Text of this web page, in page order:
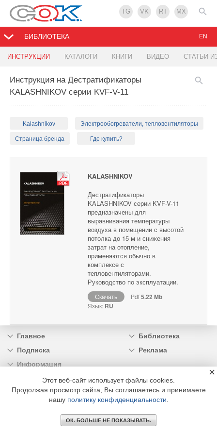
TG VK RT MX
БИБЛИОТЕКА
ИНСТРУКЦИИ КАТАЛОГИ КНИГИ ВИДЕО СТАТЬИ
EN
Инструкция на Дестратификаторы
KALASHNIKOV серии KVF-V-11
Kalashnikov Электрообогреватели, тепловентиляторы
Страница бренда Где купить?
KALASHNIKOV
Дестратификаторы
KALASHNIKOV серии KVF-V-11
предназначены для
выравнивания температуры
воздуха в помещении с высотой
потолка до 15 м и снижения
затрат на отопление,
применяются обычно в
комплексе с
тепловентиляторами.
Руководство по эксплуатации.
Скачать Pdf5.22 Mb
Язык: RU
Главное
Библиотека
Подписка
Реклама
Информация
© 2002 - 2026 OOO Издательский дом «МЕДИА ТЕХНОЛОДЖИ» +7 (495) 665-00-
Этот веб-сайт использует файлы cookies.
Продолжая просмотр сайта, Вы соглашаетесь и принимаете
нашу политику конфиденциальности
ОК. БОЛЬШЕ НЕ ПОКАЗЫВАТЬ.
×